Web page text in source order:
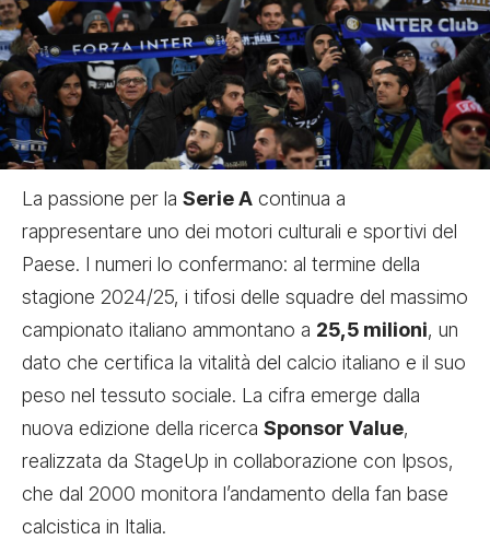
La passione per la Serie A continua a
rappresentare uno dei motori culturali e sportivi del
Paese. I numeri lo confermano: al termine della
stagione 2024/25, i tifosi delle squadre del massimo
campionato italiano ammontano a 25,5 milioni, un
dato che certifica la vitalità del calcio italiano e il suo
peso nel tessuto sociale. La cifra emerge dalla
nuova edizione della ricerca Sponsor Value,
realizzata da StageUp in collaborazione con Ipsos,
che dal 2000 monitora l’andamento della fan base
calcistica in Italia.